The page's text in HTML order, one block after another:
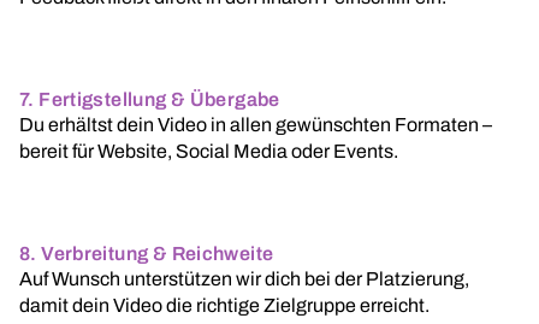
7. Fertigstellung & Übergabe
Du erhältst dein Video in allen gewünschten Formaten –
bereit für Website, Social Media oder Events.
8. Verbreitung & Reichweite
Auf Wunsch unterstützen wir dich bei der Platzierung,
damit dein Video die richtige Zielgruppe erreicht.